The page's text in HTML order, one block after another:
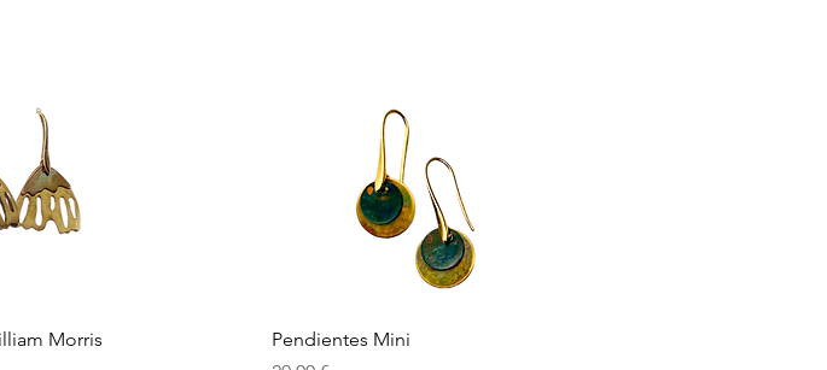
rápidaMorris
Vista rápida
Pendientes Mini